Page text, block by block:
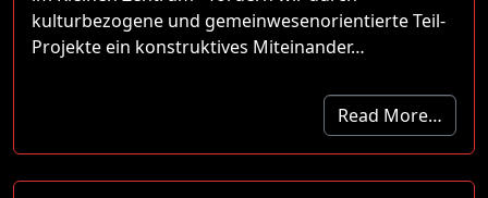
kulturbezogene und gemeinwesenorientierte Teil-
Projekte ein konstruktives Miteinander…
Read More…